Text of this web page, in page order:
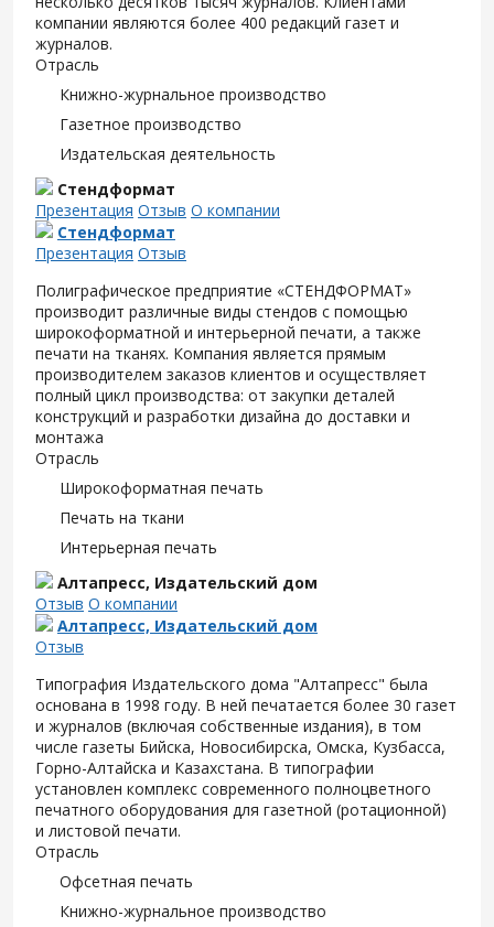
компании являются более 400 редакций газет и
журналов.
Отрасль
Книжно-журнальное производство
Газетное производство
Издательская деятельность
Стендформат
Презентация Отзыв О компании
Стендформат
Презентация Отзыв
Полиграфическое предприятие «СТЕНДФОРМАТ»
производит различные виды стендов с помощью
широкоформатной и интерьерной печати, а также
печати на тканях. Компания является прямым
производителем заказов клиентов и осуществляет
полный цикл производства: от закупки деталей
конструкций и разработки дизайна до доставки и
монтажа
Отрасль
Широкоформатная печать
Печать на ткани
Интерьерная печать
Алтапресс, Издательский дом
Отзыв О компании
Алтапресс, Издательский дом
Отзыв
Типография Издательского дома "Алтапресс" была
основана в 1998 году. В ней печатается более 30 газет
и журналов (включая собственные издания), в том
числе газеты Бийска, Новосибирска, Омска, Кузбасса,
Горно-Алтайска и Казахстана. В типографии
установлен комплекс современного полноцветного
печатного оборудования для газетной (ротационной)
и листовой печати.
Отрасль
Офсетная печать
Книжно-журнальное производство